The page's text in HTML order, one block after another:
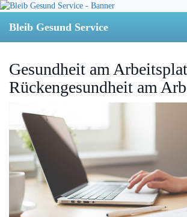
Skip
main
content
Bleib Gesund Service
Gesundheit am
Rückengesundheit am